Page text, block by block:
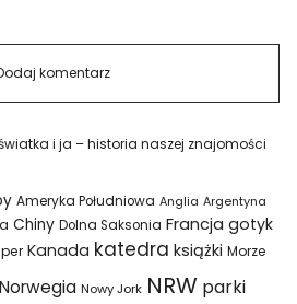
i ja – historia naszej znajomości
Ameryka Południowa Anglia Argentyna
Chiny Dolna Saksonia Francja gotyk
Kanada katedra książki Morze
Norwegia Nowy Jork NRW parki